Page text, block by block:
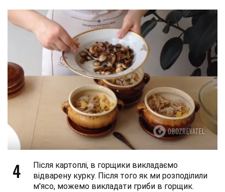
4
Після картоплі, в горщики викладаємо
відварену курку. Після того як ми розподілили
м'ясо, можемо викладати гриби в горщик.